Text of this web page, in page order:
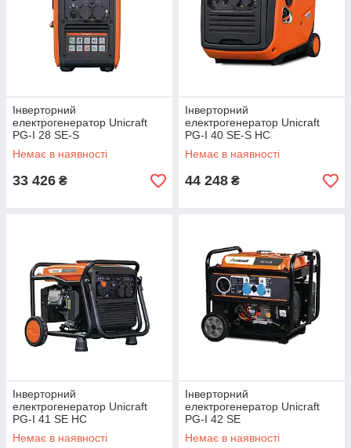
Інверторний
електрогенератор Unicraft
PG-I 28 SE-S
Немає в наявності
33 426 ₴
Інверторний
електрогенератор Unicraft
PG-I 40 SE-S HC
Немає в наявності
44 248 ₴
Інверторний
електрогенератор Unicraft
PG-I 41 SE HC
Немає в наявності
Інверторний
електрогенератор Unicraft
PG-I 42 SE
Немає в наявності